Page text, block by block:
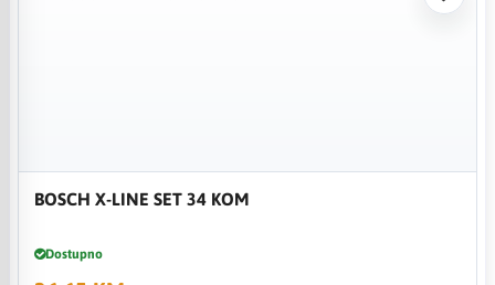
BOSCH X-LINE SET 34 KOM
Dostupno